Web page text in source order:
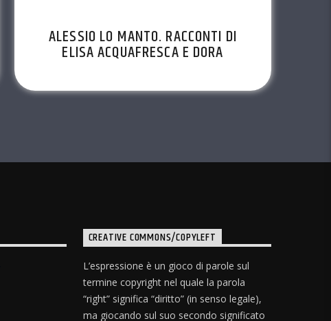
ALESSIO LO MANTO. RACCONTI DI
ELISA ACQUAFRESCA E DORA
CREATIVE COMMONS/COPYLEFT
L’espressione è un gioco di parole sul
termine copyright nel quale la parola
“right” significa “diritto” (in senso legale),
ma giocando sul suo secondo significato